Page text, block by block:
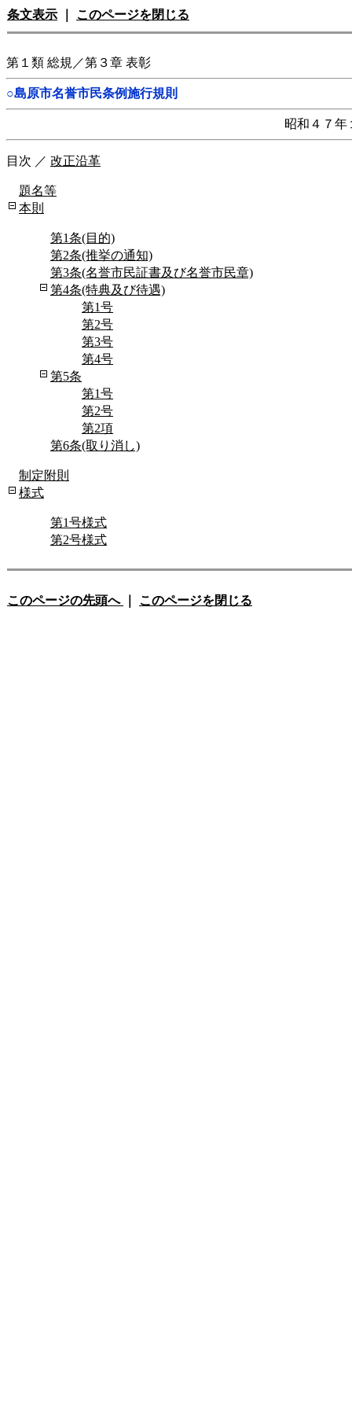
条文表示 このページを閉じる
第１類 総規／第３章 表彰
○島原市名誉市民条例施行規則
昭和４７年
目次 ／ 改正沿革
題名等
本則
第1条(目的)
第2条(推挙の通知)
第3条(名誉市民証書及び名誉市民章)
第4条(特典及び待遇)
第1号
第2号
第3号
第4号
第5条
第1号
第2号
第2項
第6条(取り消し)
制定附則
様式
第1号様式
第2号様式
このページの先頭へ このページを閉じる